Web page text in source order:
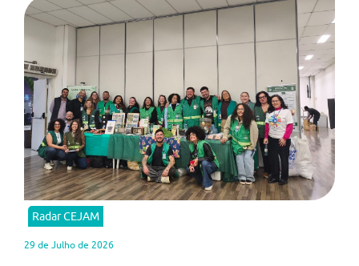
Radar CEJAM
29 de Julho de 2026